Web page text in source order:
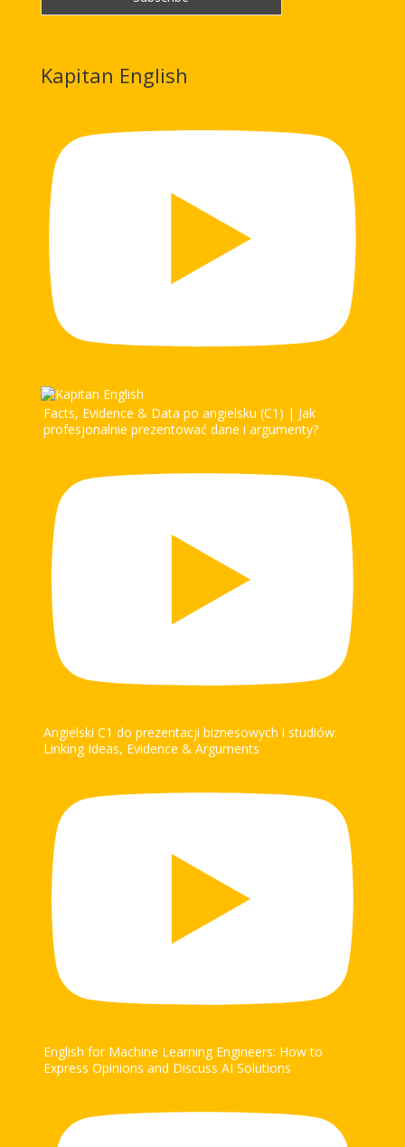
Kapitan English
Facts, Evidence & Data po angielsku (C1) | Jak
profesjonalnie prezentować dane i argumenty?
Angielski C1 do prezentacji biznesowych i studiów:
Linking Ideas, Evidence & Arguments
English for Machine Learning Engineers: How to
Express Opinions and Discuss AI Solutions